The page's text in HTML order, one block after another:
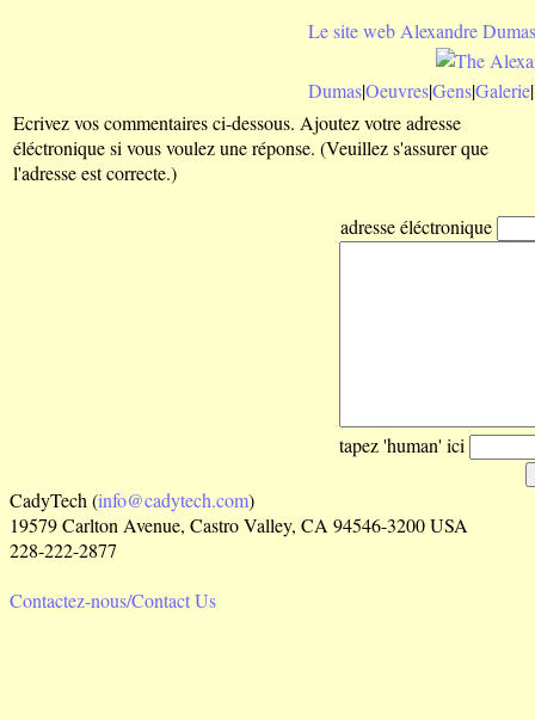
Le site web Alexandre
Dumas|Oeuvres|Gens|Galerie|
Ecrivez vos commentaires ci-dessous. Ajoutez votre adresse
éléctronique si vous voulez une réponse. (Veuillez s'assurer que
l'adresse est correcte.)
adresse éléctronique
tapez 'human' ici
CadyTech (info@cadytech.com)
19579 Carlton Avenue, Castro Valley, CA 94546-3200 USA
228-222-2877
Contactez-nous/Contact Us